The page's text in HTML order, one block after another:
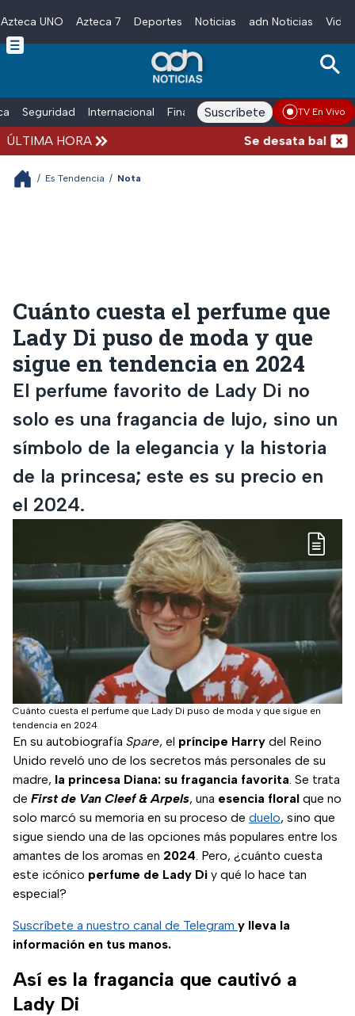
Skip to main content
Azteca UNO Azteca 7 Deportes Noticias adn Noticias
Seguridad Internacional Finanzas adn Noticias Radio
Suscríbete TV En Vivo
ÚLTIMA HORA Se desata balacera
/ Es Tendencia / Nota
Cuánto cuesta el perfume que
Lady Di puso de moda y que
sigue en tendencia en 2024
El perfume favorito de Lady Di no
solo es una fragancia de lujo, sino un
símbolo de la elegancia y la historia
de la princesa; este es su precio en
el 2024.
Cuánto cuesta el perfume que Lady Di puso de moda y que sigue en
tendencia en 2024
En su autobiografía Spare, el príncipe Harry del Reino
Unido reveló uno de los secretos más personales de su
madre, la princesa Diana: su fragancia favorita. Se trata
de First de Van Cleef & Arpels, una esencia floral que no
solo marcó su memoria en su proceso de duelo, sino que
sigue siendo una de las opciones más populares entre los
amantes de los aromas en 2024. Pero, ¿cuánto cuesta
este icónico perfume de Lady Di y qué lo hace tan
especial?
Suscríbete a nuestro canal de Telegram y lleva la
información en tus manos.
Así es la fragancia que cautivó a
Lady Di